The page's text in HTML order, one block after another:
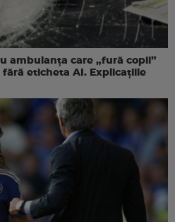
ambulanța care „fură copii”
eticheta AI. Explicațiile